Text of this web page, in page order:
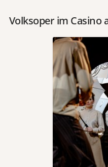
Volksoper im Casino